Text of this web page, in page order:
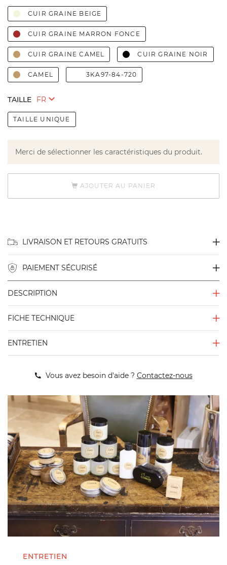
CUIR GRAINE BEIGE
CUIR GRAINE MARRON FONCE
CUIR GRAINE CAMEL CUIR GRAINE NOIR
CAMEL 3KA97-84-720
TAILLE
TAILLE UNIQUE
Merci de sélectionner les caractéristiques du produit.
AJOUTER AU PANIER
LIVRAISON ET RETOURS GRATUITS
PAIEMENT SÉCURISÉ
DESCRIPTION
FICHE TECHNIQUE
ENTRETIEN
Vous avez besoin d'aide ? Contactez-nous
ENTRETIEN